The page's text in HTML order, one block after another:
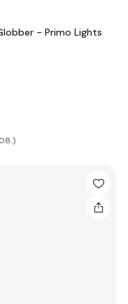
- Primo Lights